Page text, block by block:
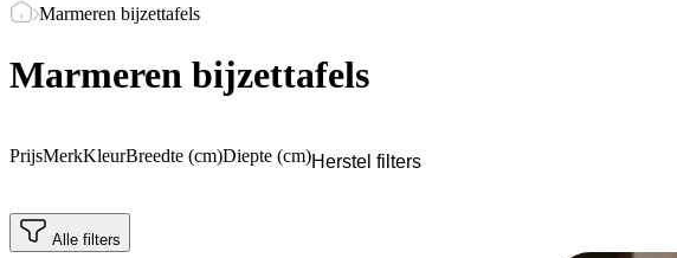
Marmeren bijzettafels
Marmeren bijzettafels
PrijsMerkKleurBreedte (cm)Diepte (cm)Herstel filters
Alle filters